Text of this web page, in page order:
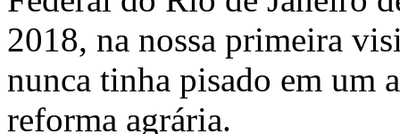
2018, na nossa primeira
nunca tinha pisado em um
reforma agrária.